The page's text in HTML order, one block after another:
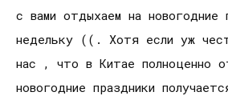
с вами отдыхаем на новогодние
недельку ((. Хотя если уж
нас , что в Китае полноценно
новогодние праздники